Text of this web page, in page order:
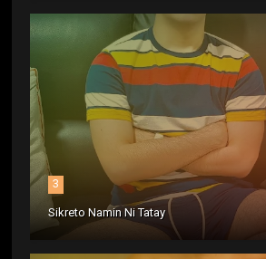
3
Sikreto Namin Ni Tatay